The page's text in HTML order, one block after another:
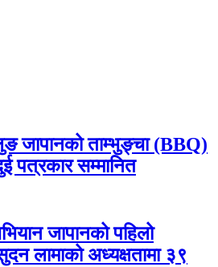
जापानको ताम्भुङ्चा (BBQ)
पत्रकार सम्मानित
जापानको पहिलो
लामाको अध्यक्षतामा ३९